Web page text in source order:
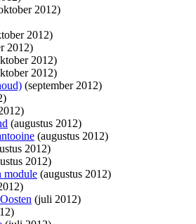
2012)
2012)
2012)
2012)
2012)
(september 2012)
(augustus 2012)
(augustus 2012)
2012)
2012)
module (augustus 2012)
(juli 2012)